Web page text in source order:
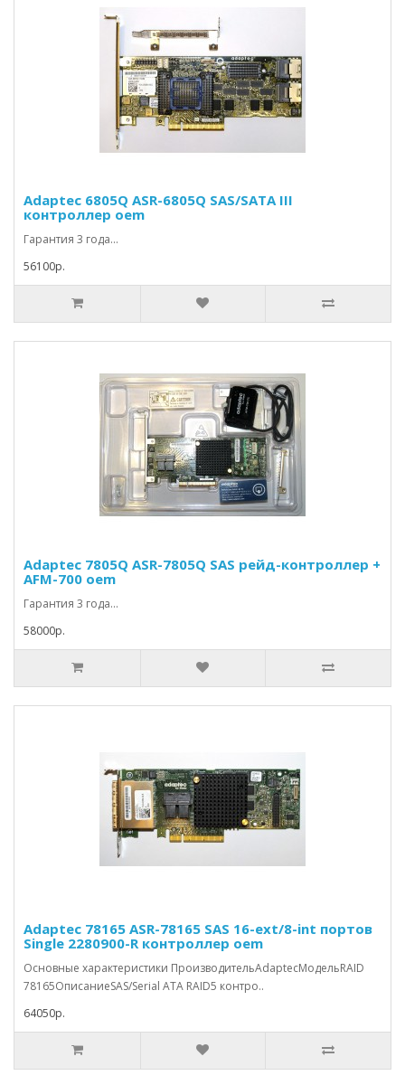
Adaptec 6805Q ASR-6805Q SAS/SATA III
контроллер oem
Гарантия 3 года...
56100р.
Adaptec 7805Q ASR-7805Q SAS рейд-контроллер +
AFM-700 oem
Гарантия 3 года...
58000р.
Adaptec 78165 ASR-78165 SAS 16-ext/8-int портов
Single 2280900-R контроллер oem
Основные характеристики ПроизводительAdaptecМодельRAID
78165ОписаниеSAS/Serial ATA RAID5 контро..
64050р.